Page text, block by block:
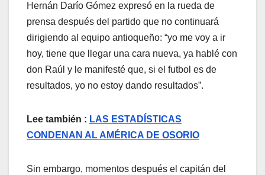
Hernán Darío Gómez expresó en la rueda de
prensa después del partido que no continuará
dirigiendo al equipo antioqueño: “yo me voy a ir
hoy, tiene que llegar una cara nueva, ya hablé con
don Raúl y le manifesté que, si el futbol es de
resultados, yo no estoy dando resultados”.
Lee también : LAS ESTADÍSTICAS
CONDENAN AL AMÉRICA DE OSORIO
Sin embargo, momentos después el capitán del